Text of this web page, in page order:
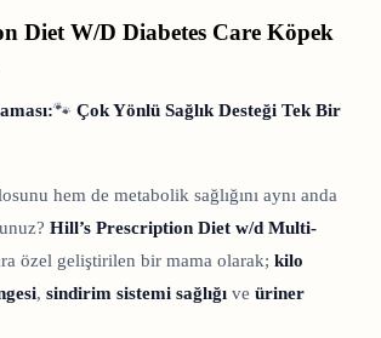
Diet W/D Diabetes Care Köpek
🐾 Çok Yönlü Sağlık Desteği Tek Bir
hem de metabolik sağlığını aynı anda
Hill’s Prescription Diet w/d Multi-
özel geliştirilen bir mama olarak; kilo
, sindirim sistemi sağlığı ve üriner